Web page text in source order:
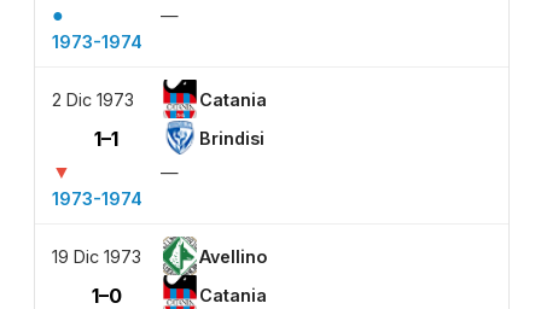
●
—
1973-1974
2 Dic 1973 Catania
1–1 Brindisi
▼
—
1973-1974
19 Dic 1973 Avellino
1–0 Catania